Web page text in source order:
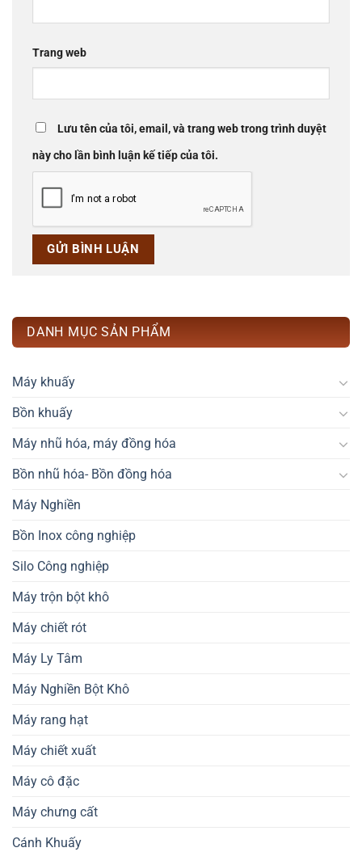
Trang web
Lưu tên của tôi, email, và trang web trong trình duyệt
này cho lần bình luận kế tiếp của tôi.
DANH MỤC SẢN PHẨM
Máy khuấy
Bồn khuấy
Máy nhũ hóa, máy đồng hóa
Bồn nhũ hóa- Bồn đồng hóa
Máy Nghiền
Bồn Inox công nghiệp
Silo Công nghiệp
Máy trộn bột khô
Máy chiết rót
Máy Ly Tâm
Máy Nghiền Bột Khô
Máy rang hạt
Máy chiết xuất
Máy cô đặc
Máy chưng cất
Cánh Khuấy